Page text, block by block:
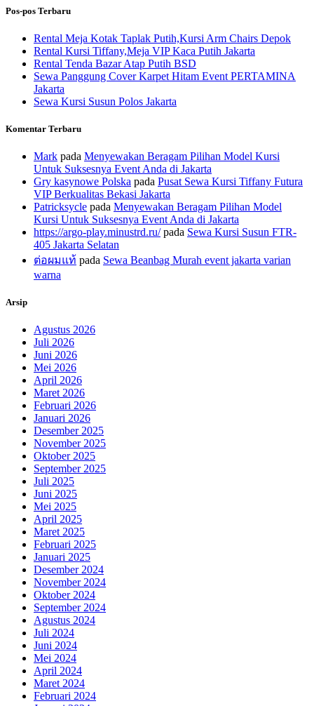
Pos-pos Terbaru
Rental Meja Kotak Taplak Putih,Kursi Arm Chairs Depok
Rental Kursi Tiffany,Meja VIP Kaca Putih Jakarta
Rental Tenda Bazar Atap Putih BSD
Sewa Panggung Cover Karpet Hitam Event PERTAMINA
Jakarta
Sewa Kursi Susun Polos Jakarta
Komentar Terbaru
Mark pada Menyewakan Beragam Pilihan Model Kursi
Untuk Suksesnya Event Anda di Jakarta
Gry kasynowe Polska pada Pusat Sewa Kursi Tiffany Futura
VIP Berkualitas Bekasi Jakarta
Patricksycle pada Menyewakan Beragam Pilihan Model
Kursi Untuk Suksesnya Event Anda di Jakarta
https://argo-play.minustrd.ru/pada Sewa Kursi Susun FTR-
405 Jakarta Selatan
ต่อผมแท้ pada Sewa Beanbag Murah event jakarta varian
warna
Arsip
Agustus 2026
Juli 2026
Juni 2026
Mei 2026
April 2026
Maret 2026
Februari 2026
Januari 2026
Desember 2025
November 2025
Oktober 2025
September 2025
Juli 2025
Juni 2025
Mei 2025
April 2025
Maret 2025
Februari 2025
Januari 2025
Desember 2024
November 2024
Oktober 2024
September 2024
Agustus 2024
Juli 2024
Juni 2024
Mei 2024
April 2024
Maret 2024
Februari 2024